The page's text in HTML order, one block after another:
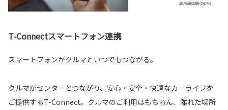
T-Connectスマートフォン連携
スマートフォンがクルマといつでもつながる。
クルマがセンターとつながり、安心・安全・快適なカーライフを
ご提供するT-Connect。クルマのご利用はもちろん、離れた場所